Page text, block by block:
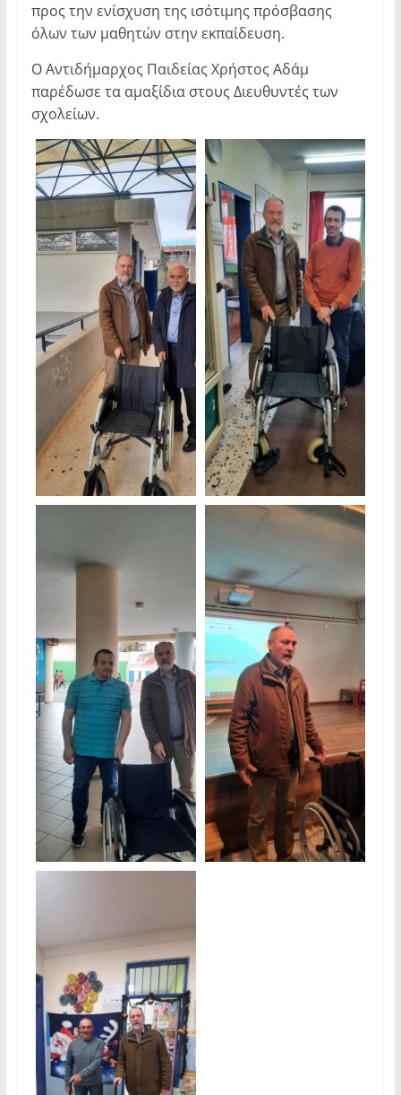
προς την ενίσχυση της ισότιμης πρόσβασης
όλων των μαθητών στην εκπαίδευση.
O Αντιδήμαρχος Παιδείας Χρήστος Αδάμ
παρέδωσε τα αμαξίδια στους Διευθυντές των
σχολείων.